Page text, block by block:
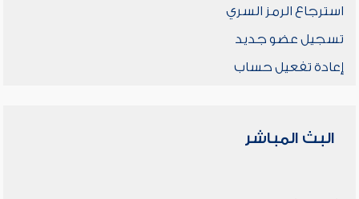
استرجاع الرمز السري
تسجيل عضو جديد
إعادة تفعيل حساب
البث المباشر